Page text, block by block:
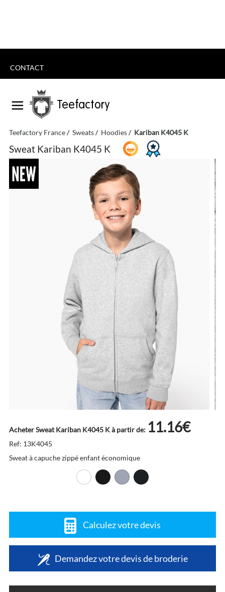
CONTACT
Teefactory
Teefactory France Sweats Hoodies Kariban K4045 K
Sweat Kariban K4045 K
Acheter Sweat Kariban K4045 K à partir de: 11.16€
Ref: 13K4045
Sweat à capuche zippé enfant économique
Calculez votre devis
Demandez votre devis de broderie